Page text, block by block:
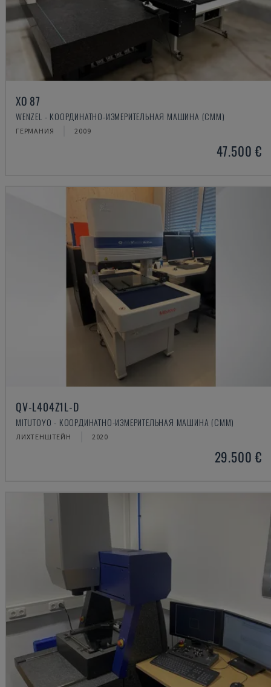
XO 87
WENZEL - КООРДИНАТНО-ИЗМЕРИТЕЛЬНАЯ МАШИНА (CMM)
ГЕРМАНИЯ 2009
47.500 €
QV-L404Z1L-D
MITUTOYO - КООРДИНАТНО-ИЗМЕРИТЕЛЬНАЯ МАШИНА (CMM)
ЛИХТЕНШТЕЙН 2020
29.500 €